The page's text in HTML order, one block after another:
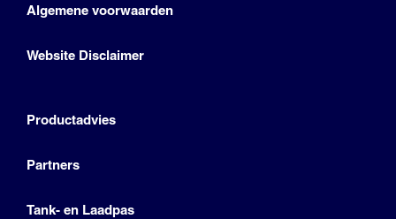
Algemene voorwaarden
Website Disclaimer
Productadvies
Partners
Tank- en Laadpas